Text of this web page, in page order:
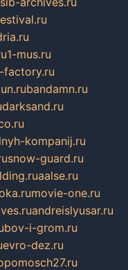
1-mus.ru
factory.ru
bandamn.ru
darksand.ru
kompanij.ru
snow-guard.ru
aalse.ru
movie-one.ru
andreislyusar.ru
i-grom.ru
evro-dez.ru